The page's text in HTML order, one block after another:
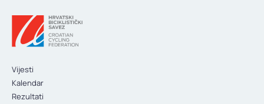
Vijesti
Kalendar
Rezultati